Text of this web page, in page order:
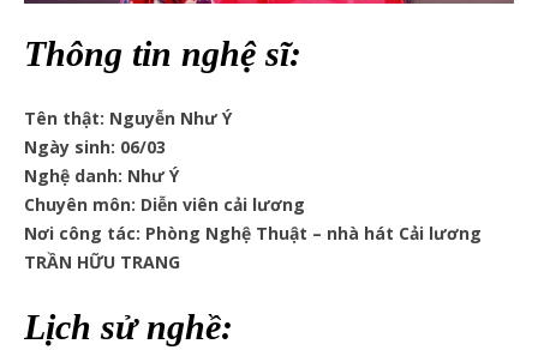
Thông tin nghệ sĩ:
Tên thật: Nguyễn Như Ý
Ngày sinh: 06/03
Nghệ danh: Như Ý
Chuyên môn: Diễn viên cải lương
Nơi công tác: Phòng Nghệ Thuật – nhà hát Cải lương
TRẦN HỮU TRANG
Lịch sử nghề: